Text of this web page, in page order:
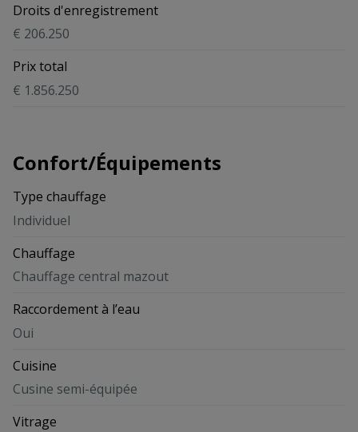
Droits d'enregistrement
€ 206.250
Prix total
€ 1.856.250
Confort/Équipements
Type chauffage
Individuel
Chauffage
Chauffage central mazout
Raccordement à l’eau
Oui
Cuisine
Cusine semi-équipée
Vitrage